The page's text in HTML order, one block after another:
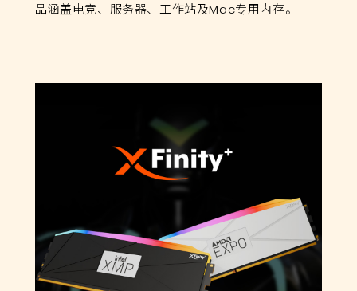
品涵盖电竞、服务器、工作站及Mac专用内存。